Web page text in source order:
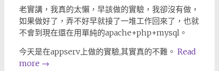
老實講，我真的太懶，早該做的實驗，我卻沒有做，
如果做好了，弄不好早就接了一堆工作回來了，也就
不會到現在還在用單純的apache+php+mysql。
今天是在appserv上做的實驗,其實真的不難。 Read
more →